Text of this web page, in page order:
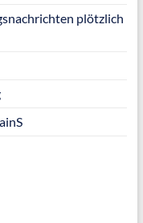
plötzlich